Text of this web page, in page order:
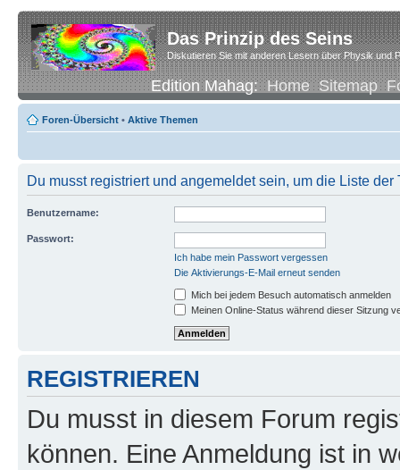
Das Prinzip des Seins
Diskutieren Sie mit anderen Lesern über Physik und
Edition Mahag:Home Sitemap
Foren-Übersicht • Aktive Themen
Du musst registriert und angemeldet sein, um die Liste
Benutzername:
Passwort:
Ich habe mein Passwort vergessen
Die Aktivierungs-E-Mail erneut senden
Mich bei jedem Besuch automatisch anmelden
Meinen Online-Status während dieser Sitzung
REGISTRIEREN
Du musst in diesem Forum
können. Eine Anmeldung ist in